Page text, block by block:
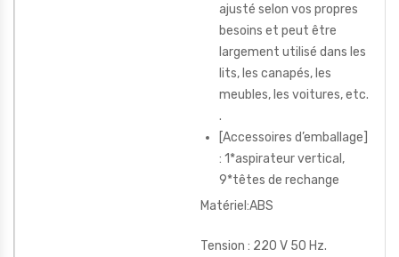
ajusté selon vos propres
besoins et peut être
largement utilisé dans les
lits, les canapés, les
meubles, les voitures, etc.
.
[Accessoires d’emballage]
: 1*aspirateur vertical,
9*têtes de rechange
Matériel:ABS
Tension : 220 V 50 Hz.